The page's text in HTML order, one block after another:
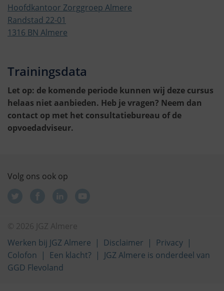
Hoofdkantoor Zorggroep Almere
Randstad 22-01
1316 BN Almere
Trainingsdata
Let op: de komende periode kunnen wij deze cursus
helaas niet aanbieden. Heb je vragen? Neem dan
contact op met het consultatiebureau of de
opvoedadviseur.
Volg ons ook op
© 2026 JGZ Almere
Werken bij JGZ Almere
Disclaimer
Privacy
Colofon
Een klacht?
JGZ Almere is onderdeel van
GGD Flevoland